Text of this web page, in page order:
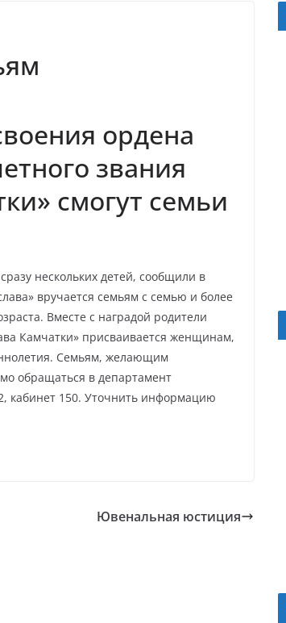
ордена
звания
смогут семьи
нескольких детей, сообщили в
вручается семьям с семью и более
Вместе с наградой родители
Камчатки» присваивается женщинам,
Семьям, желающим
обращаться в департамент
кабинет 150. Уточнить информацию
Ювенальная юстиция